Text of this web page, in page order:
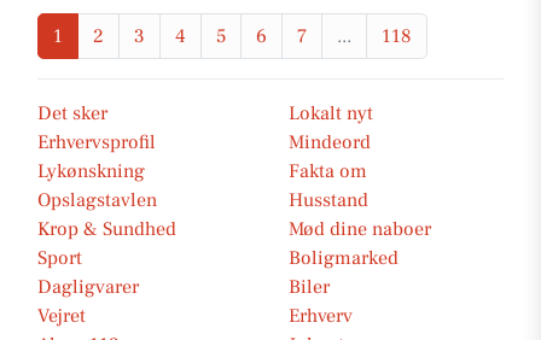
1 2 3 4 5 6 7 ... 118
Det sker
Lokalt nyt
Erhvervsprofil
Mindeord
Lykønskning
Fakta om
Opslagstavlen
Husstand
Krop & Sundhed
Mød dine naboer
Sport
Boligmarked
Dagligvarer
Biler
Vejret
Erhverv